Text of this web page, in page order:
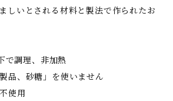
しいとされる材料と製法で作られたお
で調理、非加熱
品、砂糖」を使いません
使用